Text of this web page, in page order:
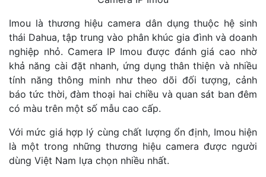
Imou là thương hiệu camera dân dụng thuộc hệ sinh
thái Dahua, tập trung vào phân khúc gia đình và doanh
nghiệp nhỏ. Camera IP Imou được đánh giá cao nhờ
khả năng cài đặt nhanh, ứng dụng thân thiện và nhiều
tính năng thông minh như theo dõi đối tượng, cảnh
báo tức thời, đàm thoại hai chiều và quan sát ban đêm
có màu trên một số mẫu cao cấp.
Với mức giá hợp lý cùng chất lượng ổn định, Imou hiện
là một trong những thương hiệu camera được người
dùng Việt Nam lựa chọn nhiều nhất.